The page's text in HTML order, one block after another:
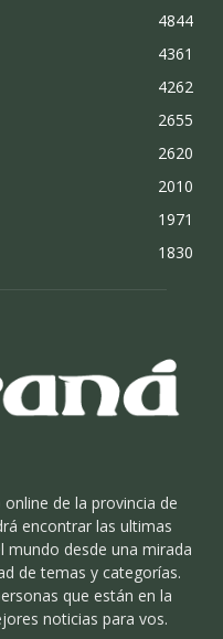
4844
4361
4262
2655
2620
2010
1971
1830
de la provincia de
encontrar las ultimas
mundo desde una mirada
de temas y categorías.
que están en la
noticias para vos.